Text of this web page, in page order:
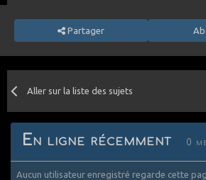
Partager
Aller sur la liste des sujets
En ligne récemment 0
Aucun utilisateur enregistré regarde cette